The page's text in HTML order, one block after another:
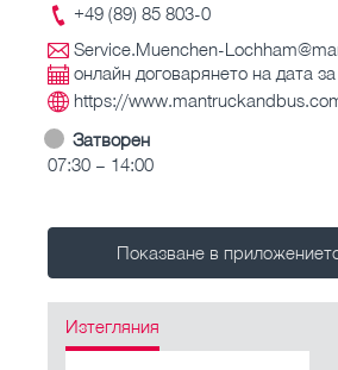
+49 (89) 85 803-0
Service.Muenchen-
онлайн договарянето на дата
https://
Затворен
07:30 – 14:00
Показване в
Изтегляния